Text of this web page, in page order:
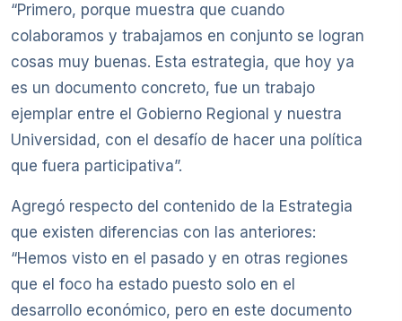
“Primero, porque muestra que cuando
colaboramos y trabajamos en conjunto se logran
cosas muy buenas. Esta estrategia, que hoy ya
es un documento concreto, fue un trabajo
ejemplar entre el Gobierno Regional y nuestra
Universidad, con el desafío de hacer una política
que fuera participativa”.
Agregó respecto del contenido de la Estrategia
que existen diferencias con las anteriores:
“Hemos visto en el pasado y en otras regiones
que el foco ha estado puesto solo en el
desarrollo económico, pero en este documento